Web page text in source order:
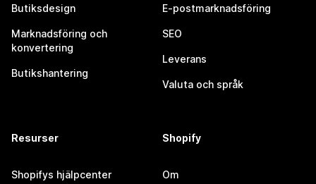
Butiksdesign
Marknadsföring och
konvertering
Butikshantering
E-postmarknadsföring
SEO
Leverans
Valuta och språk
Resurser
Shopifys hjälpcenter
Shopify
Om